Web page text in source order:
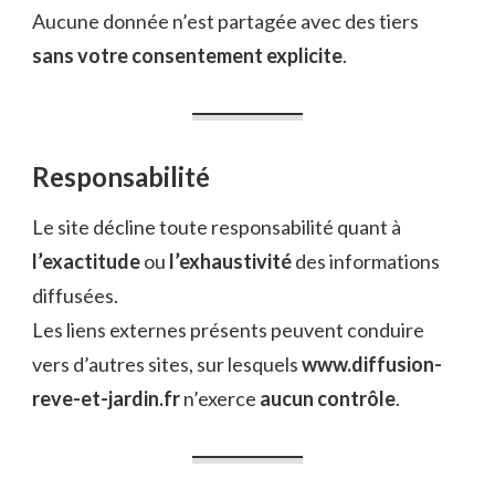
Aucune donnée n’est partagée avec des tiers
sans votre consentement explicite.
Responsabilité
Le site décline toute responsabilité quant à
l’exactitudeou l’exhaustivitédes informations
diffusées.
Les liens externes présents peuvent conduire
vers d’autres sites, sur lesquelswww.diffusion-
reve-et-jardin.frn’exerce aucun contrôle.